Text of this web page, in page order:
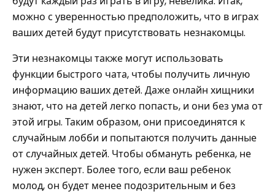
можно с уверенностью предположить, что в играх
ваших детей будут присутствовать незнакомцы.
Эти незнакомцы также могут использовать
функции быстрого чата, чтобы получить личную
информацию ваших детей. Даже онлайн хищники
знают, что на детей легко попасть, и они без ума от
этой игры. Таким образом, они присоединятся к
случайным лобби и попытаются получить данные
от случайных детей. Чтобы обмануть ребенка, не
нужен эксперт. Более того, если ваш ребенок
молод, он будет менее подозрительным и без